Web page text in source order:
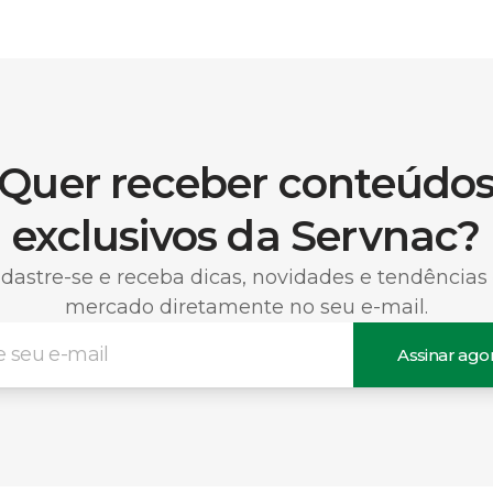
receber
exclusivos da Servnac?
se e receba dicas, novidades e tendências
mercado diretamente no seu e-mail.
Assinar